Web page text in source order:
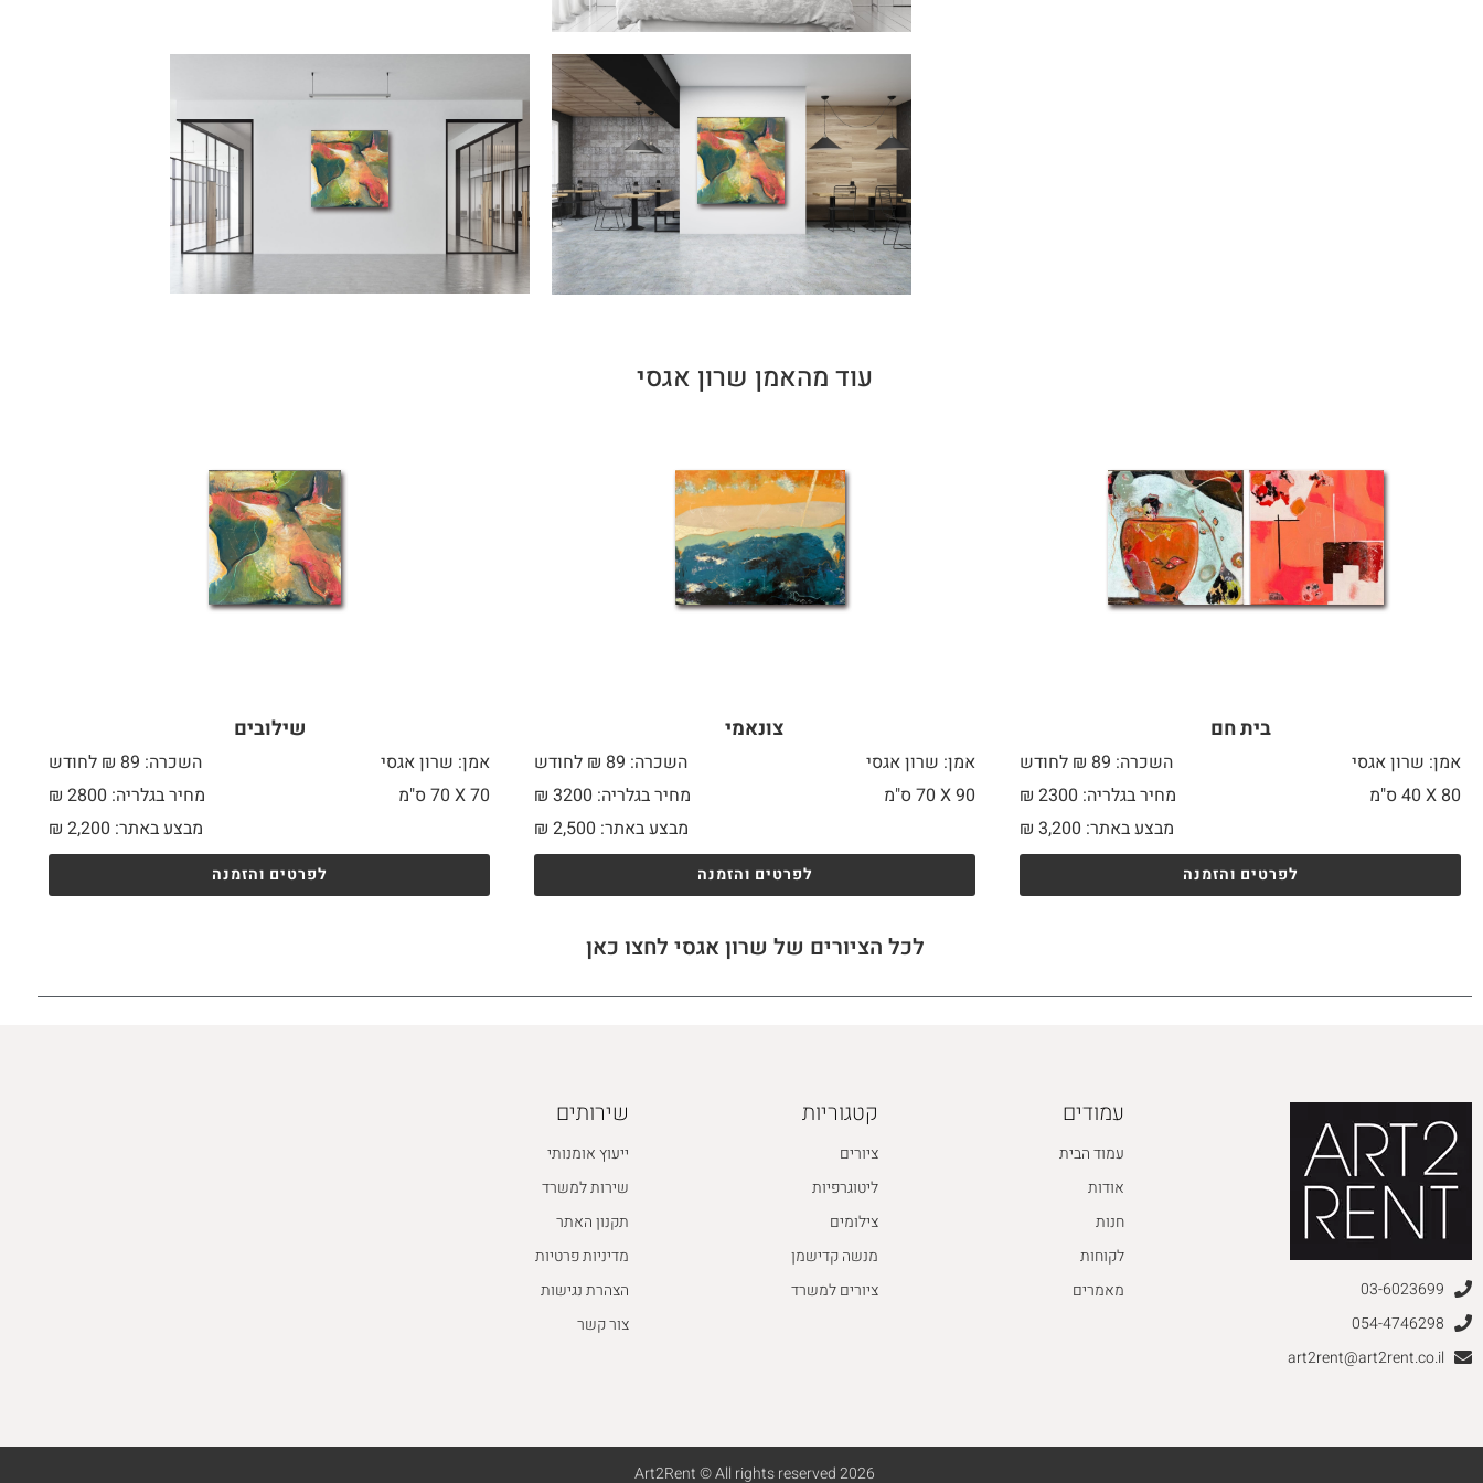
עוד מהאמן שרון אגסי
בית חם
אמן: שרון אגסי
השכרה: 89 ₪ לחודש
80 X
מחיר בגלריה: 2300 ₪
מבצע באתר:
₪ 3,200
לפרטים והזמנה
צונאמי
אמן: שרון אגסי
השכרה: 89 ₪ לחודש
90 X
מחיר בגלריה: 3200 ₪
מבצע באתר:
₪ 2,500
לפרטים והזמנה
שילובים
אמן: שרון אגסי
השכרה: 89 ₪ לחודש
70 X
מחיר בגלריה: 2800 ₪
מבצע באתר:
₪ 2,200
לפרטים והזמנה
לכל הציורים של שרון אגסי לחצו כאן
03-6023699
054-4746298
art2rent@art2rent.co.il
עמודים
עמוד הבית
אודות
חנות
לקוחות
מאמרים
קטגוריות
ציורים
ליטוגרפיות
צילומים
מנשה קדישמן
ציורים למשרד
שירותים
ייעוץ אומנותי
שירות למשרד
תקנון האתר
מדיניות פרטיות
הצהרת נגישות
צור קשר
2026 Art2Rent © All rights reserved